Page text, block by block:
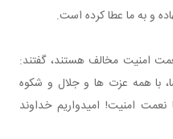
و به ما عطا کرده است.
امنیت مخالف هستند، گفتند:
با همه عزت ها و جلال و شکوه
امنیت! امیدواریم خداوند